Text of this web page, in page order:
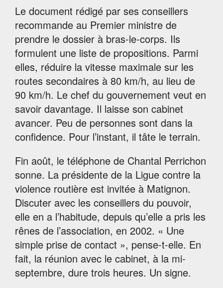
Le document rédigé par ses conseillers
recommande au Premier ministre de
prendre le dossier à bras-le-corps. Ils
formulent une liste de propositions. Parmi
elles, réduire la vitesse maximale sur les
routes secondaires à 80 km/h, au lieu de
90 km/h. Le chef du gouvernement veut en
savoir davantage. Il laisse son cabinet
avancer. Peu de personnes sont dans la
confidence. Pour l’instant, il tâte le terrain.
Fin août, le téléphone de Chantal Perrichon
sonne. La présidente de la Ligue contre la
violence routière est invitée à Matignon.
Discuter avec les conseillers du pouvoir,
elle en a l’habitude, depuis qu’elle a pris les
rênes de l’association, en 2002. « Une
simple prise de contact », pense-t-elle. En
fait, la réunion avec le cabinet, à la mi-
septembre, dure trois heures. Un signe.